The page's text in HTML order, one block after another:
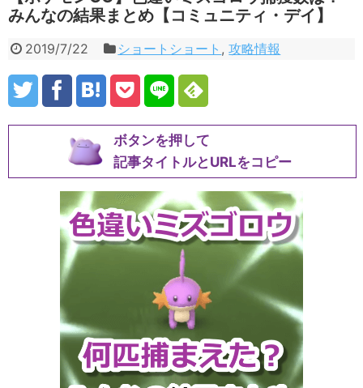
みんなの結果まとめ【コミュニティ・デイ】
2019/7/22 ショートショート ,攻略情報
ボタンを押して
記事タイトルとURLをコピー